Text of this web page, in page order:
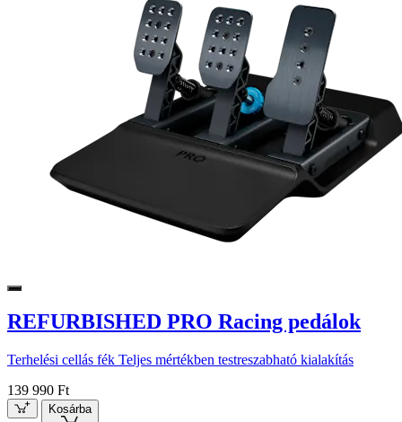
REFURBISHED PRO Racing pedálok
Terhelési cellás fék Teljes mértékben testreszabható kialakítás
139 990 Ft
Kosárba